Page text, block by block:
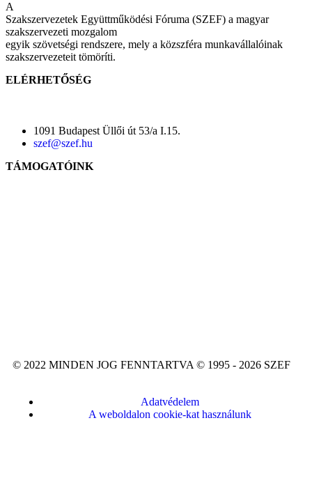
A
Szakszervezetek Együttműködési Fóruma (SZEF) a magyar
szakszervezeti mozgalom
egyik szövetségi rendszere, mely a közszféra munkavállalóinak
szakszervezeteit tömöríti.
ELÉRHETŐSÉG
1091 Budapest Üllői út 53/a I.15.
szef@szef.hu
TÁMOGATÓINK
© 2022 MINDEN JOG FENNTARTVA © 1995 - 2026 SZEF
Adatvédelem
A weboldalon cookie-kat használunk